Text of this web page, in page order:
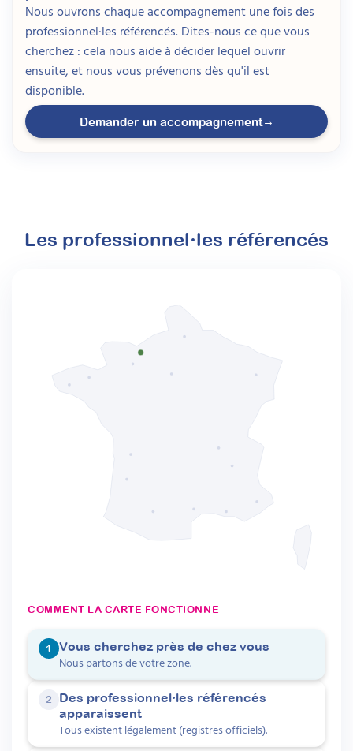
Nous ouvrons chaque accompagnement une fois des
professionnel·les référencés. Dites-nous ce que vous
cherchez : cela nous aide à décider lequel ouvrir
ensuite, et nous vous prévenons dès qu'il est
disponible.
Demander un accompagnement→
Les professionnel·les référencés
COMMENT LA CARTE FONCTIONNE
1 Vous cherchez près de chez vous
Nous partons de votre zone.
2
Des professionnel·les référencés
apparaissent
Tous existent légalement (registres officiels).